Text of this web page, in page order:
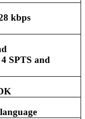
kbps
SPTS and